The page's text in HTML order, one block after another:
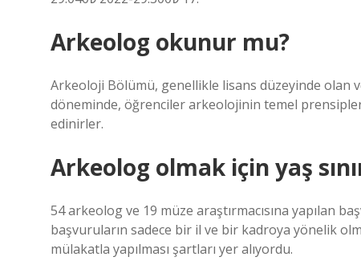
Arkeolog okunur mu?
Arkeoloji Bölümü, genellikle lisans düzeyinde olan
döneminde, öğrenciler arkeolojinin temel
edinirler.
Arkeolog olmak için yaş
54 arkeolog ve 19 müze araştırmacısına yapılan
başvuruların sadece bir il ve bir kadroya yönelik
mülakatla yapılması şartları yer alıyordu.